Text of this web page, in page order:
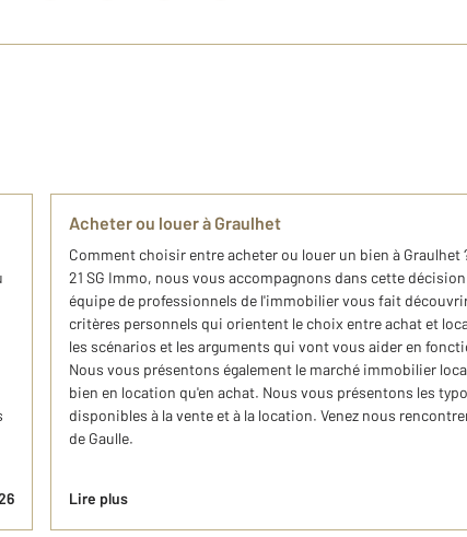
Acheter ou louer à Graulhet
Comment choisir entre acheter ou louer un bien à Graulhet
21 SG Immo, nous vous accompagnons dans cette
équipe de professionnels de l'immobilier vous fait
critères personnels qui orientent le choix entre achat et
les scénarios et les arguments qui vont vous aider en
Nous vous présentons également le marché immobilier
bien en location qu'en achat. Nous vous présentons les
disponibles à la vente et à la location. Venez nous
de Gaulle.
Lire plus